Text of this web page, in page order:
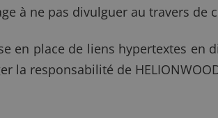
à ne pas divulguer au travers
en place de liens hypertextes en
la responsabilité de